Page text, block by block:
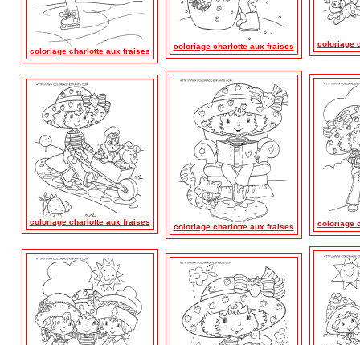
coloriage charlotte aux fraises
coloriage charlotte aux fraises coloriage
coloriage charlotte aux fraises
coloriage charlotte aux fraises coloriage